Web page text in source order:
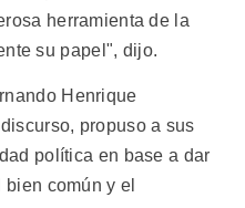
herramienta de la
su papel", dijo.
Henrique
propuso a sus
política en base a dar
común y el